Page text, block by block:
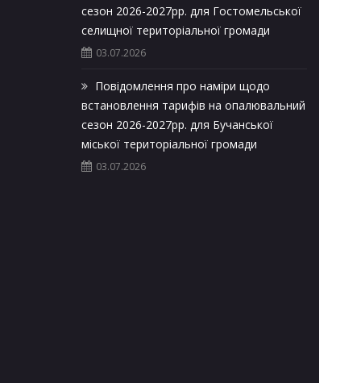
сезон 2026-2027рр. для Гостомельської
селищної територіальної громади
03.07.2026
Повідомлення про наміри щодо
встановлення тарифів на опалювальний
сезон 2026-2027рр. для Бучанської
міської територіальної громади
03.07.2026